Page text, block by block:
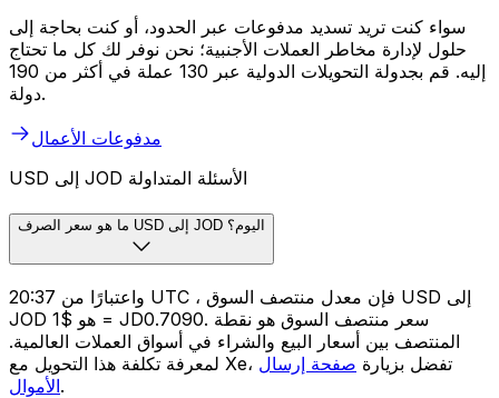
سواء كنت تريد تسديد مدفوعات عبر الحدود، أو كنت بحاجة إلى
حلول لإدارة مخاطر العملات الأجنبية؛ نحن نوفر لك كل ما تحتاج
إليه. قم بجدولة التحويلات الدولية عبر 130 عملة في أكثر من 190
دولة.
مدفوعات الأعمال
USD إلى JOD الأسئلة المتداولة
ما هو سعر الصرف USD إلى JOD اليوم؟
واعتبارًا من 20:37 UTC ، فإن معدل منتصف السوق USD إلى
JOD هو $1 = JD0.7090. سعر منتصف السوق هو نقطة
المنتصف بين أسعار البيع والشراء في أسواق العملات العالمية.
لمعرفة تكلفة هذا التحويل مع Xe، تفضل بزيارة صفحة إرسال
الأموال.